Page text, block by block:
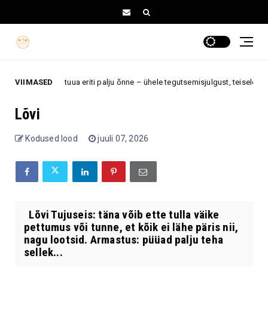
VIIMASED
tähemärgile tuua eriti palju õnne – ühele tegutsemisjulgust, teisele
Lõvi
Kodused lood juuli 07, 2026
Lõvi Tujuseis: täna võib ette tulla väike
pettumus või tunne, et kõik ei lähe päris nii,
nagu lootsid. Armastus: püüad palju teha
sellek...